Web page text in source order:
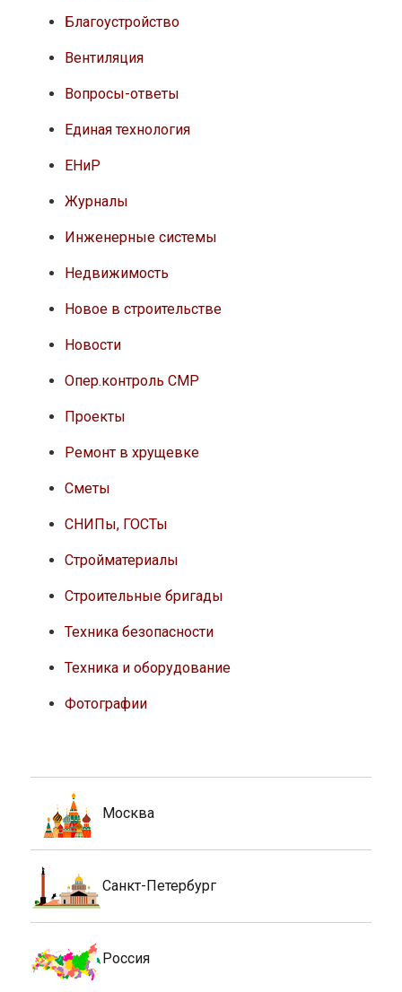
Благоустройство
Вентиляция
Вопросы-ответы
Единая технология
ЕНиР
Журналы
Инженерные системы
Недвижимость
Новое в строительстве
Новости
Опер.контроль СМР
Проекты
Ремонт в хрущевке
Сметы
СНИПы, ГОСТы
Стройматериалы
Строительные бригады
Техника безопасности
Техника и оборудование
Фотографии
Москва
Санкт-Петербург
Россия